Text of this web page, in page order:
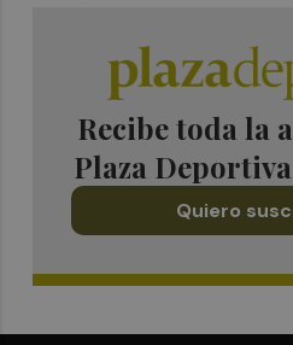
Recibe toda la
Plaza
Quiero